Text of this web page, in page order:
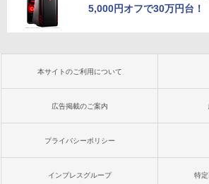
5,000円オフで30万円台！
本サイトのご利用について
広告掲載のご案内
プライバシーポリシー
インプレスグループ 特